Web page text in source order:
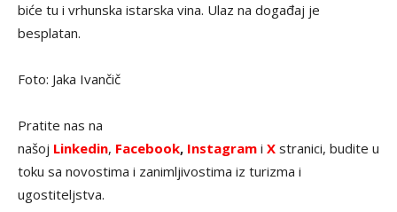
biće tu i vrhunska istarska vina. Ulaz na događaj je
besplatan.
Foto: Jaka Ivančič
Pratite nas na
našoj Linkedin, Facebook, Instagram i X stranici, budite u
toku sa novostima i zanimljivostima iz turizma i
ugostiteljstva.